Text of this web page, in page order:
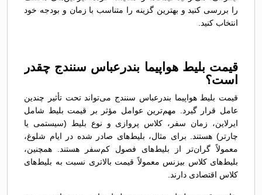
را بررسی کنید و بهترین گزینه را متناسب با زمان و بودجه خود
انتخاب کنید.
قیمت بلیط هواپیما بندرعباس سنندج چقدر
است؟
قیمت بلیط هواپیما بندرعباس سنندج می‌تواند تحت تأثیر چندین
عامل قرار گیرد. مهم‌ترین عوامل مؤثر بر قیمت بلیط شامل
ایرلاین، زمان سفر، کلاس پروازی و نوع بلیط (سیستمی یا
چارتر) هستند. برای مثال، بلیط‌های صادر شده در ایام شلوغ،
معمولاً گران‌تر از بلیط‌های فصول کم‌سفر هستند. همچنین،
بلیط‌های کلاس بیزنس معمولاً قیمت بالاتری نسبت به بلیط‌های
کلاس اقتصادی دارند.